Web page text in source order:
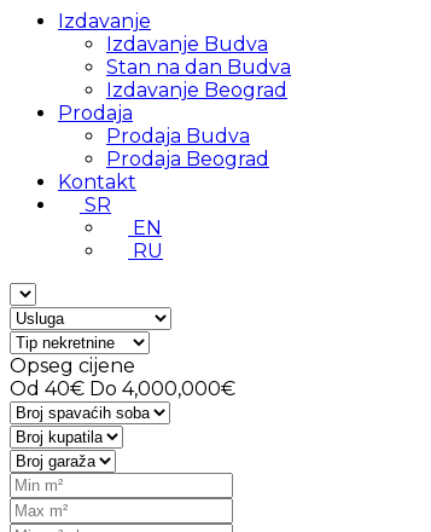
Izdavanje
Izdavanje Budva
Stan na dan Budva
Izdavanje Beograd
Prodaja
Prodaja Budva
Prodaja Beograd
Kontakt
SR
EN
RU
Opseg cijene
Od 40€ Do 4,000,000€